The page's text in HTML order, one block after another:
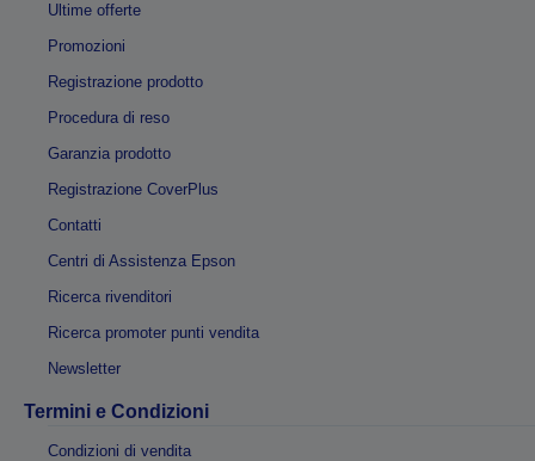
Ultime offerte
Promozioni
Registrazione prodotto
Procedura di reso
Garanzia prodotto
Registrazione CoverPlus
Contatti
Centri di Assistenza Epson
Ricerca rivenditori
Ricerca promoter punti vendita
Newsletter
Termini e Condizioni
Condizioni di vendita